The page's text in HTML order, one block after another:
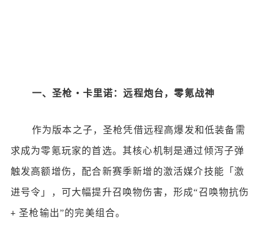
一、圣枪・卡里诺：远程炮台，零氪战神
作为版本之子，圣枪凭借远程高爆发和低装备需
求成为零氪玩家的首选。其核心机制是通过倾泻子弹
触发高额增伤，配合新赛季新增的激活媒介技能「激
进号令」，可大幅提升召唤物伤害，形成“召唤物抗伤
+圣枪输出”的完美组合。